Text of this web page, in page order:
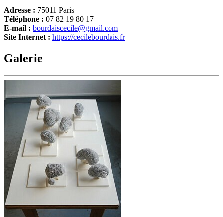
Adresse : 75011 Paris
Téléphone : 07 82 19 80 17
E-mail : bourdaiscecile@gmail.com
Site Internet : https://cecilebourdais.fr
Galerie